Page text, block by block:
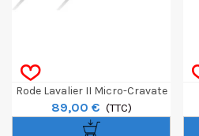
Rode Lavalier II Micro-Cravate
89,00 € (TTC)